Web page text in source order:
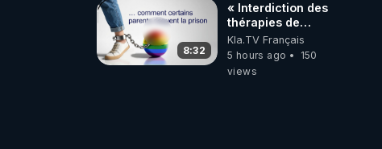
8:32
« Interdiction des
thérapies de
conversion »
Kla.TV Français
5 hours ago
150
views